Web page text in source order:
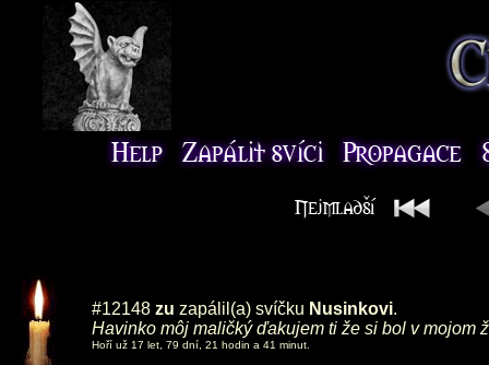
#12148 zu zapálil(a) svíčku Nusinkovi.
Havinko môj maličký ďakujem ti že si bol v mojom
Hoří už 17 let, 79 dní, 21 hodin a 41 minut.